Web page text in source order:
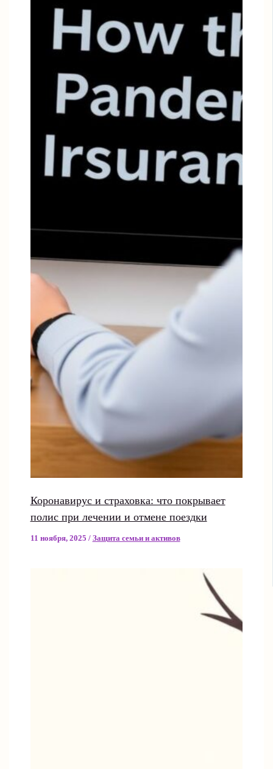
Коронавирус и страховка: что покрывает
полис при лечении и отмене поездки
11 ноября, 2025 / Защита семьи и активов